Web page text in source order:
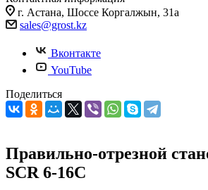
г. Астана, Шоссе Коргалжын, 31а
sales@grost.kz
Вконтакте
YouTube
Поделиться
Правильно-отрезной
SCR 6-16C